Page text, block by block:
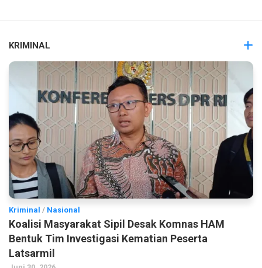
KRIMINAL
Kriminal / Nasional
Koalisi Masyarakat Sipil Desak Komnas HAM
Bentuk Tim Investigasi Kematian Peserta
Latsarmil